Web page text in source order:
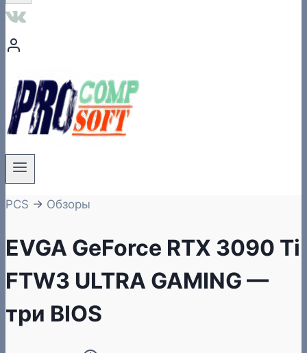
PCS → Обзоры
EVGA GeForce RTX 3090 Ti
FTW3 ULTRA GAMING —
три BIOS